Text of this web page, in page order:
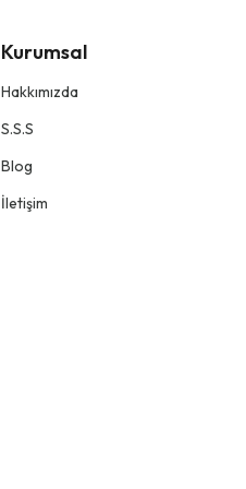
Kurumsal
Hakkımızda
S.S.S
Blog
İletişim